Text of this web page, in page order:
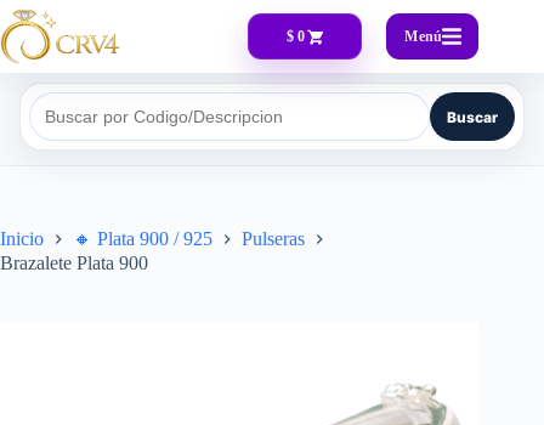
$ 0 Menú
Buscar por Codigo/Descripcion Buscar
Inicio 🔸​ Plata 900 / 925
Pulseras
Brazalete Plata 900